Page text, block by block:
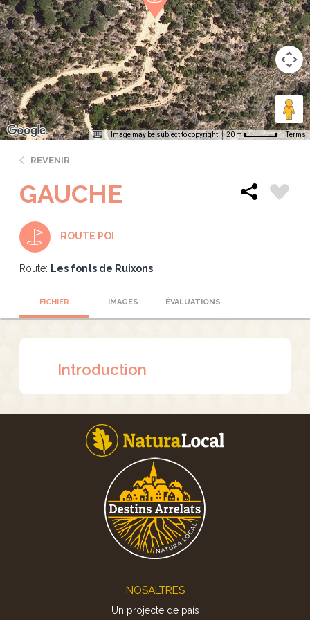
Image may be subject to copyright 20 m Terms
REVENIR
GAUCHE
ROUTE POI
Route: Les fonts de Ruixons
FICHIER IMAGES ÉVALUATIONS
Introduction
NOSALTRES
Un projecte de país